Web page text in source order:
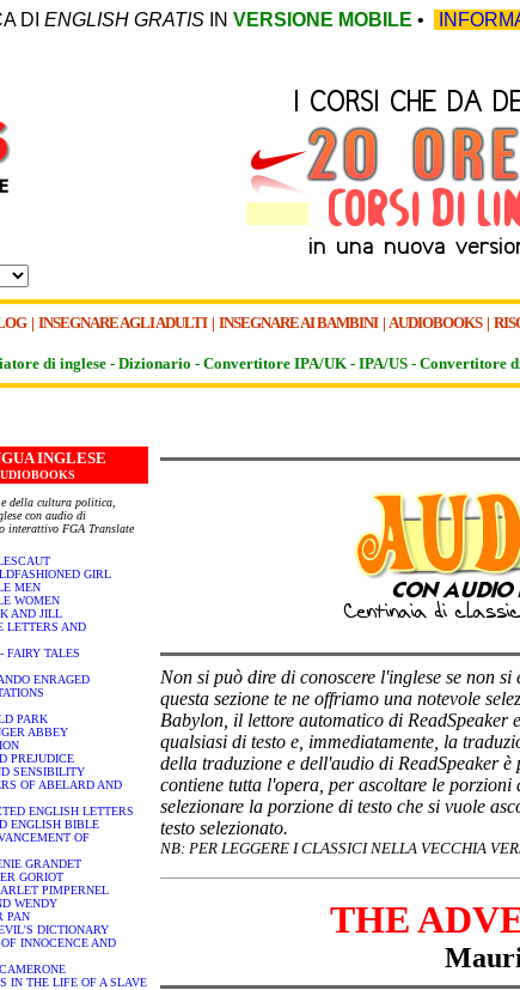
DI ENGLISH GRATIS IN VERSIONE MOBILE •
| INSEGNARE AGLI ADULTI | INSEGNARE AI BAMBINI| AUDIOBOOKS|
di inglese - Dizionario - Convertitore IPA/UK - IPA/US - Convertitore
INGLESE
della cultura politica,
con audio di
interattivo FGA Translate
GIRL
MEN
WOMEN
AND JILL
LETTERS AND
FAIRY TALES
ENRAGED
PARK
ABBEY
PREJUDICE
SENSIBILITY
OF ABELARD AND
ENGLISH LETTERS
ENGLISH BIBLE
OF
GRANDET
GORIOT
PIMPERNEL
WENDY
PAN
DICTIONARY
INNOCENCE AND
IN THE LIFE OF A SLAVE
Non si può dire di conoscere l'inglese se non
questa sezione te ne offriamo una notevole
Babylon, il lettore automatico di
qualsiasi di testo e, immediatamente, la
della traduzione e dell'audio di ReadSpeaker
contiene tutta l'opera, per ascoltare le porzioni
selezionare la porzione di testo che si vuole
testo selezionato.
NB: PER LEGGERE I CLASSICI NELLA VECCHIA
THE